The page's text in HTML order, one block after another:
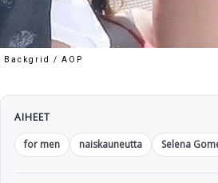
Backgrid / AOP
AIHEET
for men
naiskauneutta Selena